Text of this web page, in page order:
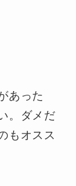
あった
。ダメだ
もオスス